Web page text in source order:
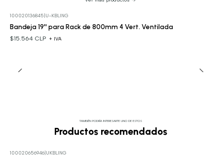
100020136845 U-KBLING
Bandeja 19'' para Rack de 800mm 4 Vert. Ventilada
$15.564 CLP + IVA
TAMBIÉN PODRÍA INTERESARTE UNO DE ESTOS
Productos recomendados
100020656946| UKBLING